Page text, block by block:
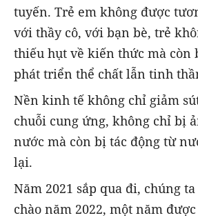
tuyến. Trẻ em không được
với thầy cô, với bạn bè, trẻ
thiếu hụt về kiến thức mà còn
phát triển thể chất lẫn tinh
Nền kinh tế không chỉ giảm
chuỗi cung ứng, không chỉ bị
nước mà còn bị tác động từ
lại.
Năm 2021 sắp qua đi, chúng
chào năm 2022, một năm